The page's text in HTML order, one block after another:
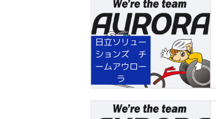
日立ソリュー
ションズ チ
ームアウロー
ラ